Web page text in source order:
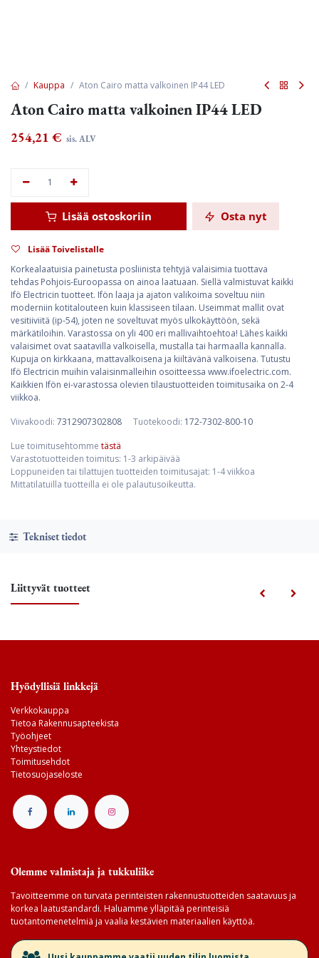
Kauppa Aton Cairo matta valkoinen IP44 LED
Aton Cairo matta valkoinen IP44 LED
254,21 € sis. ALV
Lisää ostoskoriin Osta nyt
Lisää Toivelistalle
Korkealaatuisia painetusta posliinista tehtyjä valaisimia tuottava
tehdas Pohjois-Euroopassa on ainoa laatuaan. Siellä valmistuvat kaikki
Ifö Electricin tuotteet. Ifön laaja ja ajaton valikoima soveltuu niin
moderniin kotitalouteen kuin klassiseen tilaan. Useimmat mallit ovat
vesitiiviitä (ip-54), joten ne soveltuvat myös ulkokäyttöön, sekä
märkätiloihin. Varastossa on yli 400 eri mallivaihtoehtoa! Lähes kaikki
valaisimet ovat saatavilla valkoisella, mustalla tai harmaalla kannalla.
Kupuja on kirkkaana, mattavalkoisena ja kiiltävänä valkoisena. Tutustu
Ifö Electricin muihin valaisinmalleihin osoitteessa www.ifoelectric.com.
Kaikkien Ifön ei-varastossa olevien tilaustuotteiden toimitusaika on 2-4
viikkoa.
Viivakoodi: 7312907302808 Tuotekoodi: 172-7302-800-10
Lue toimitusehtomme tästä
Varastotuotteiden toimitus: 1-3 arkipäivää
Loppuneiden tai tilattujen tuotteiden toimitusajat: 1-4 viikkoa
Mittatilatuilla tuotteilla ei ole palautusoikeutta.
Tekniset tiedot
Liittyvät tuotteet
Hyödyllisiä linkkejä
Verkkokauppa
Tietoa Rakennusapteekista
Työohjeet
Yhteystiedot
Toimitusehdot
Tietosuojaseloste
Olemme valmistaja ja tukkuliike
Tavoitteemme on turvata perinteisten rakennustuotteiden saatavuus ja
korkea laatustandardi. Haluamme ylläpitää perinteisiä
tuotantomenetelmiä ja vaalia kestävien materiaalien käyttöä.